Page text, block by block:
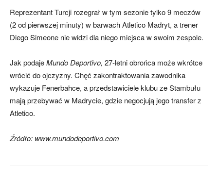
Reprezentant Turcji rozegrał w tym sezonie tylko 9 meczów
(2 od pierwszej minuty) w barwach Atletico Madryt, a trener
Diego Simeone nie widzi dla niego miejsca w swoim zespole.
Jak podajeMundo Deportivo, 27-letni obrońca może wkrótce
wrócić do ojczyzny. Chęć zakontraktowania zawodnika
wykazuje Fenerbahce, a przedstawiciele klubu ze Stambułu
mają przebywać w Madrycie, gdzie negocjują jego transfer z
Atletico.
Źródło: www.mundodeportivo.com